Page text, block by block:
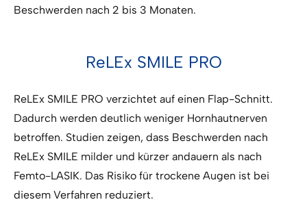
Beschwerden nach 2 bis 3 Monaten.
ReLEx SMILE PRO
ReLEx SMILE PRO verzichtet auf einen Flap-Schnitt.
Dadurch werden deutlich weniger Hornhautnerven
betroffen. Studien zeigen, dass Beschwerden nach
ReLEx SMILE milder und kürzer andauern als nach
Femto-LASIK. Das Risiko für trockene Augen ist bei
diesem Verfahren reduziert.